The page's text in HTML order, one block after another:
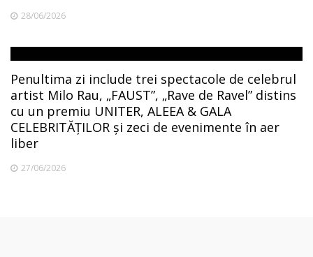
28/06/2026
Penultima zi include trei spectacole de celebrul
artist Milo Rau, „FAUST”, „Rave de Ravel” distins
cu un premiu UNITER, ALEEA & GALA
CELEBRITĂȚILOR și zeci de evenimente în aer
liber
27/06/2026